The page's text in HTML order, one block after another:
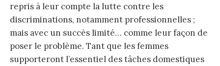
repris à leur compte la lutte contre les
discriminations, notamment professionnelles ;
mais avec un succès limité… comme leur façon de
poser le problème. Tant que les femmes
supporteront l’essentiel des tâches domestiques